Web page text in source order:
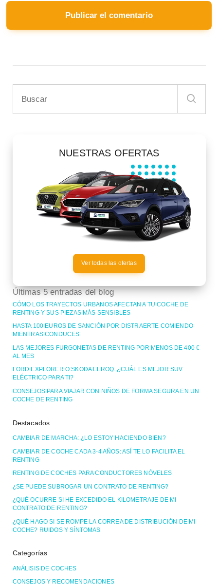
NUESTRAS OFERTAS
Ver todas las ofertas
Últimas 5 entradas del blog
CÓMO LOS TRAYECTOS URBANOS AFECTAN A TU COCHE DE
RENTING Y SUS PIEZAS MÁS SENSIBLES
HASTA 100 EUROS DE SANCIÓN POR DISTRAERTE COMIENDO
MIENTRAS CONDUCES
LAS MEJORES FURGONETAS DE RENTING POR MENOS DE 400 €
AL MES
FORD EXPLORER O SKODA ELROQ: ¿CUÁL ES MEJOR SUV
ELÉCTRICO PARA TI?
CONSEJOS PARA VIAJAR CON NIÑOS DE FORMA SEGURA EN UN
COCHE DE RENTING
Destacados
CAMBIAR DE MARCHA: ¿LO ESTOY HACIENDO BIEN?
CAMBIAR DE COCHE CADA 3-4 AÑOS: ASÍ TE LO FACILITA EL
RENTING
RENTING DE COCHES PARA CONDUCTORES NÓVELES
¿SE PUEDE SUBROGAR UN CONTRATO DE RENTING?
¿QUÉ OCURRE SI HE EXCEDIDO EL KILOMETRAJE DE MI
CONTRATO DE RENTING?
¿QUÉ HAGO SI SE ROMPE LA CORREA DE DISTRIBUCIÓN DE MI
COCHE? RUIDOS Y SÍNTOMAS
Categorías
ANÁLISIS DE COCHES
CONSEJOS Y RECOMENDACIONES